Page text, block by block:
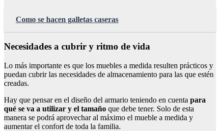
Como se hacen galletas caseras
Necesidades a cubrir y ritmo de vida
Lo más importante es que los muebles a medida resulten prácticos y
puedan cubrir las necesidades de almacenamiento para las que estén
creadas.
Hay que pensar en el diseño del armario teniendo en cuenta para
qué se va a utilizar y el tamaño que debe tener. Solo de esta
manera se podrá aprovechar al máximo el mueble a medida y
aumentar el confort de toda la familia.